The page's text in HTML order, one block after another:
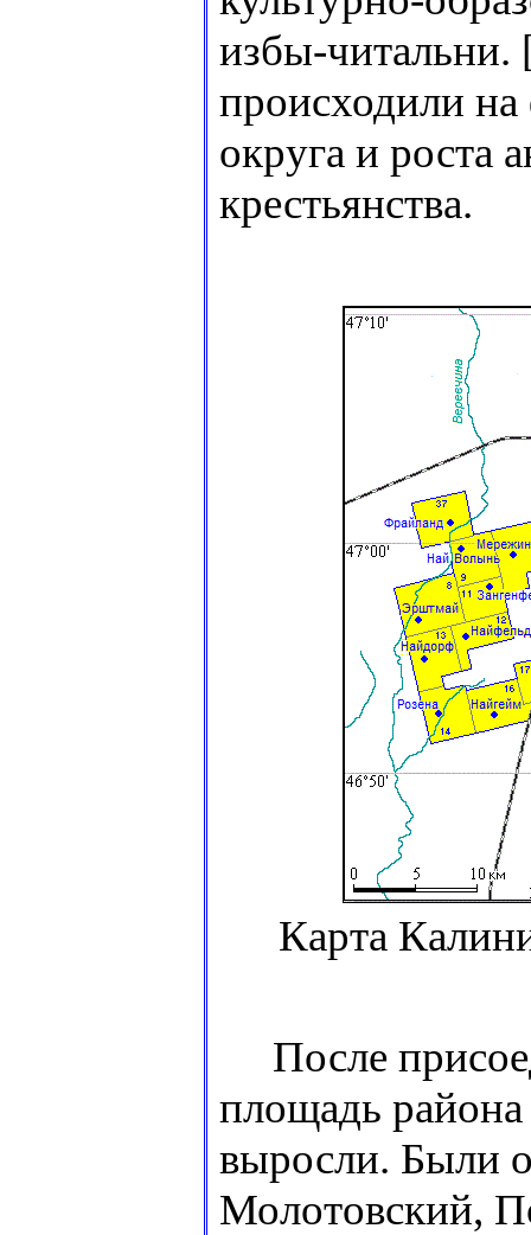
избы-читальни.
происходили
округа и роста
крестьянства.
Карта
После
площадь района
выросли. Были
Молотовский,